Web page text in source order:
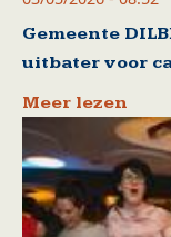
Gemeente
uitbater voor
Meer lezen